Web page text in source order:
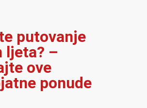
putovanje
ljeta? –
ove
ponude